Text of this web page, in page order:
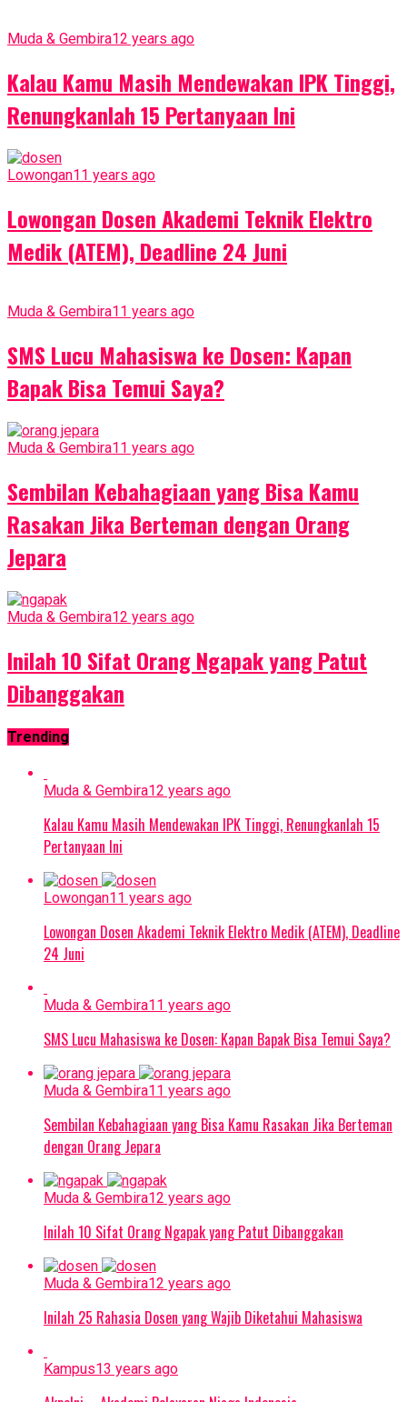
Muda & Gembira12 years ago
Kalau Kamu Masih Mendewakan IPK Tinggi,
Renungkanlah 15 Pertanyaan Ini
Lowongan11 years ago
Lowongan Dosen Akademi Teknik Elektro
Medik (ATEM), Deadline 24 Juni
Muda & Gembira11 years ago
SMS Lucu Mahasiswa ke Dosen: Kapan
Bapak Bisa Temui Saya?
Muda & Gembira11 years ago
Sembilan Kebahagiaan yang Bisa Kamu
Rasakan Jika Berteman dengan Orang
Jepara
Muda & Gembira12 years ago
Inilah 10 Sifat Orang Ngapak yang Patut
Dibanggakan
Trending
Muda & Gembira12 years ago
Kalau Kamu Masih Mendewakan IPK Tinggi, Renungkanlah 15
Pertanyaan Ini
Lowongan11 years ago
Lowongan Dosen Akademi Teknik Elektro Medik (ATEM), Deadline
24 Juni
Muda & Gembira11 years ago
SMS Lucu Mahasiswa ke Dosen: Kapan Bapak Bisa Temui Saya?
Muda & Gembira11 years ago
Sembilan Kebahagiaan yang Bisa Kamu Rasakan Jika Berteman
dengan Orang Jepara
Muda & Gembira12 years ago
Inilah 10 Sifat Orang Ngapak yang Patut Dibanggakan
Muda & Gembira12 years ago
Inilah 25 Rahasia Dosen yang Wajib Diketahui Mahasiswa
Kampus13 years ago